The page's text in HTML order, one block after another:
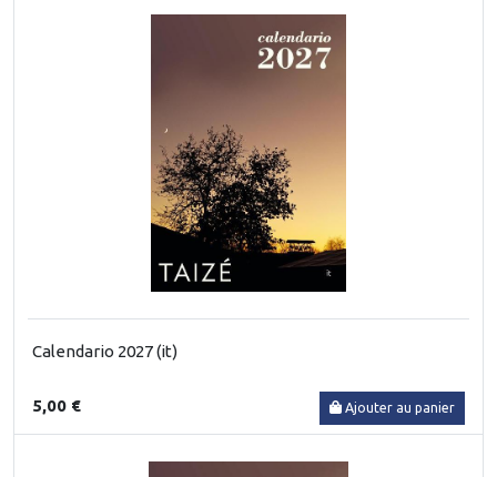
Calendario 2027 (it)
5,00 € Ajouter au panier